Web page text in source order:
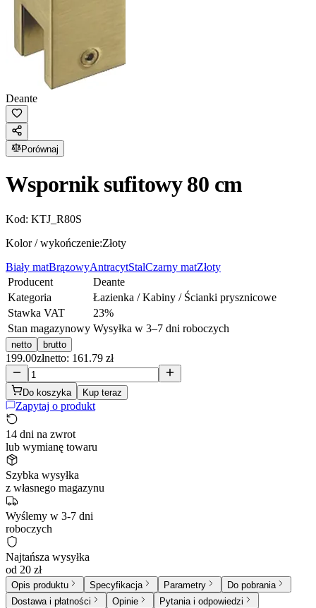
Deante
Porównaj
Wspornik sufitowy 80 cm
Kod: KTJ_R80S
Kolor / wykończenie:Złoty
Biały matBrązowyAntracytStalCzarny matZłoty
Producent
Deante
Kategoria
Łazienka / Kabiny / Ścianki prysznicowe
Stawka VAT
23%
Stan magazynowy Wysyłka w 3–7 dni roboczych
netto brutto
199.00złnetto: 161.79 zł
Do koszyka Kup teraz
Zapytaj o produkt
14 dni na zwrot
lub wymianę towaru
Szybka wysyłka
z własnego magazynu
Wyślemy w 3-7 dni
roboczych
Najtańsza wysyłka
od 20 zł
Opis produktu Specyfikacja Parametry
Do pobrania
Dostawa i płatności
Opinie Pytania i odpowiedzi